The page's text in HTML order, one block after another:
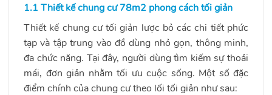
1.1 Thiết kế chung cư 78m2 phong cách tối giản
Thiết kế chung cư tối giản lược bỏ các chi tiết phức
tạp và tập trung vào đồ dùng nhỏ gọn, thông minh,
đa chức năng. Tại đây, người dùng tìm kiếm sự thoải
mái, đơn giản nhằm tối ưu cuộc sống. Một số đặc
điểm chính của chung cư theo lối tối giản như sau: